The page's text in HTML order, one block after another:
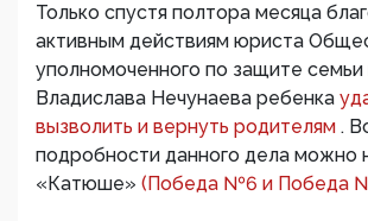
Только спустя полтора месяца
активным действиям юриста
уполномоченного по защите
Владислава Нечунаева ребенка
вызволить и вернуть родителям .
подробности данного дела можно
«Катюше» (Победа №6 и Победа